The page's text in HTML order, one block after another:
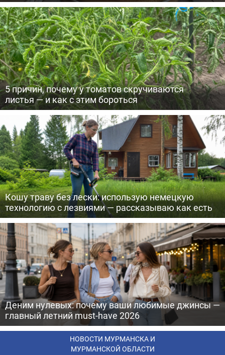
5 причин, почему у томатов скручиваются
листья — и как с этим бороться
Кошу траву без лески: использую немецкую
технологию с лезвиями — рассказываю как есть
Деним нулевых: почему ваши любимые джинсы —
главный летний must-have 2026
НОВОСТИ МУРМАНСКА И
МУРМАНСКОЙ ОБЛАСТИ